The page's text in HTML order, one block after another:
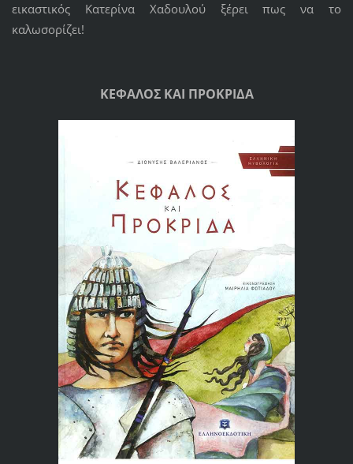
εικαστικός Κατερίνα Χαδουλού ξέρει πως να το
καλωσορίζει!
ΚΕΦΑΛΟΣ ΚΑΙ ΠΡΟΚΡΙΔΑ